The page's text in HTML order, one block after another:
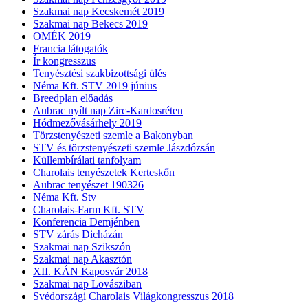
Szakmai nap Kecskemét 2019
Szakmai nap Bekecs 2019
OMÉK 2019
Francia látogatók
Ír kongresszus
Tenyésztési szakbizottsági ülés
Néma Kft. STV 2019 június
Breedplan előadás
Aubrac nyílt nap Zirc-Kardosréten
Hódmezővásárhely 2019
Törzstenyészeti szemle a Bakonyban
STV és törzstenyészeti szemle Jászdózsán
Küllembírálati tanfolyam
Charolais tenyészetek Kerteskőn
Aubrac tenyészet 190326
Néma Kft. Stv
Charolais-Farm Kft. STV
Konferencia Demjénben
STV zárás Dicházán
Szakmai nap Szikszón
Szakmai nap Akasztón
XII. KÁN Kaposvár 2018
Szakmai nap Lovásziban
Svédországi Charolais Világkongresszus 2018